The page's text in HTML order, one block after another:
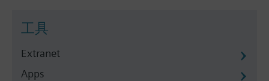
工具
Extranet
Apps